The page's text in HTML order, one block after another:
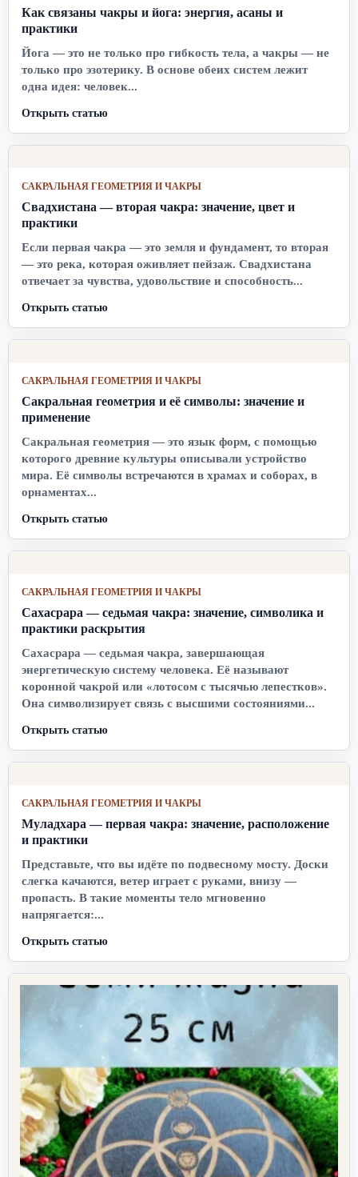
Как связаны чакры и йога: энергия, асаны и
практики
Йога — это не только про гибкость тела, а чакры — не
только про эзотерику. В основе обеих систем лежит
одна идея: человек...
Открыть статью
САКРАЛЬНАЯ ГЕОМЕТРИЯ И ЧАКРЫ
Свадхистана — вторая чакра: значение, цвет и
практики
Если первая чакра — это земля и фундамент, то вторая
— это река, которая оживляет пейзаж. Свадхистана
отвечает за чувства, удовольствие и способность...
Открыть статью
САКРАЛЬНАЯ ГЕОМЕТРИЯ И ЧАКРЫ
Сакральная геометрия и её символы: значение и
применение
Сакральная геометрия — это язык форм, с помощью
которого древние культуры описывали устройство
мира. Её символы встречаются в храмах и соборах, в
орнаментах...
Открыть статью
САКРАЛЬНАЯ ГЕОМЕТРИЯ И ЧАКРЫ
Сахасрара — седьмая чакра: значение, символика и
практики раскрытия
Сахасрара — седьмая чакра, завершающая
энергетическую систему человека. Её называют
коронной чакрой или «лотосом с тысячью лепестков».
Она символизирует связь с высшими состояниями...
Открыть статью
САКРАЛЬНАЯ ГЕОМЕТРИЯ И ЧАКРЫ
Муладхара — первая чакра: значение, расположение
и практики
Представьте, что вы идёте по подвесному мосту. Доски
слегка качаются, ветер играет с руками, внизу —
пропасть. В такие моменты тело мгновенно
напрягается:...
Открыть статью